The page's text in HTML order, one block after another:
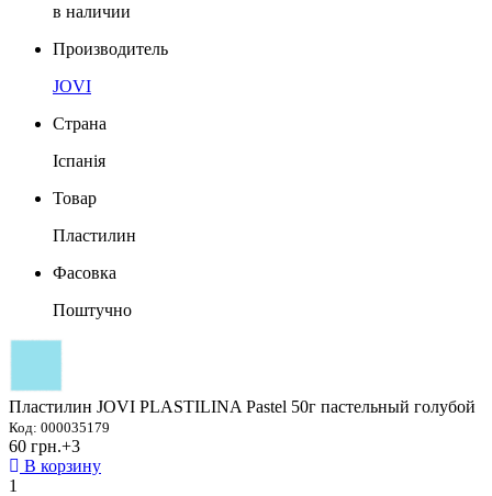
в наличии
Производитель
JOVI
Страна
Іспанія
Товар
Пластилин
Фасовка
Поштучно
Пластилин JOVI PLASTILINA Pastel 50г пастельный голубой
Код: 000035179
60 грн.+3
В корзину
1